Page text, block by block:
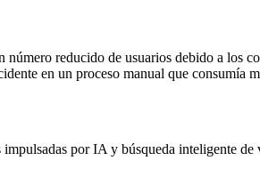
reducido de usuarios debido a los
en un proceso manual que consumía
por IA y búsqueda inteligente